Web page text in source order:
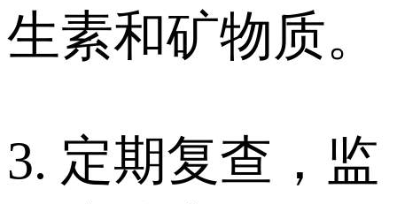
生素和矿物质。
3. 定期复查，监